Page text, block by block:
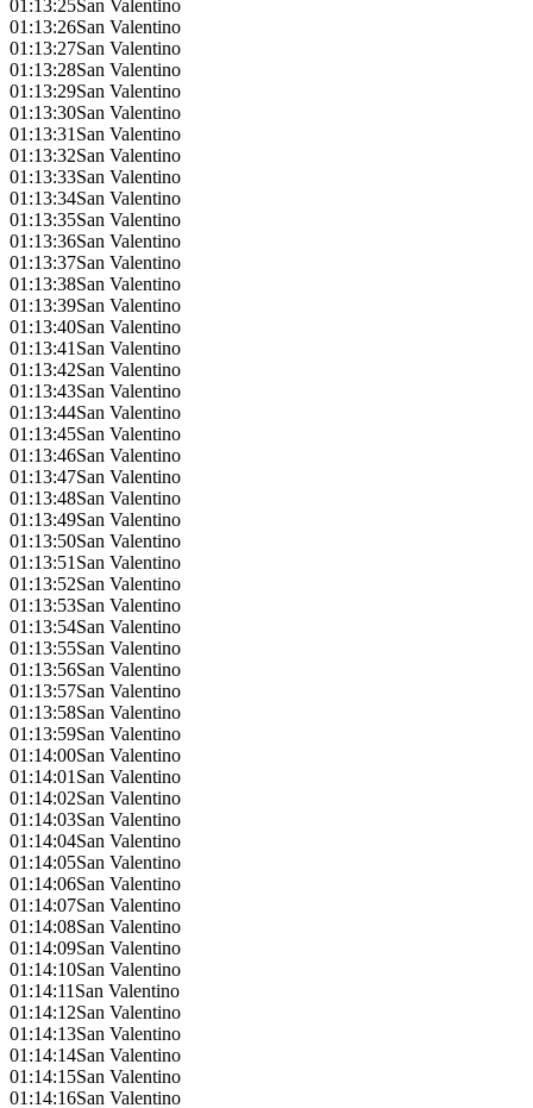
01:13:25San Valentino
01:13:26San Valentino
01:13:27San Valentino
01:13:28San Valentino
01:13:29San Valentino
01:13:30San Valentino
01:13:31San Valentino
01:13:32San Valentino
01:13:33San Valentino
01:13:34San Valentino
01:13:35San Valentino
01:13:36San Valentino
01:13:37San Valentino
01:13:38San Valentino
01:13:39San Valentino
01:13:40San Valentino
01:13:41San Valentino
01:13:42San Valentino
01:13:43San Valentino
01:13:44San Valentino
01:13:45San Valentino
01:13:46San Valentino
01:13:47San Valentino
01:13:48San Valentino
01:13:49San Valentino
01:13:50San Valentino
01:13:51San Valentino
01:13:52San Valentino
01:13:53San Valentino
01:13:54San Valentino
01:13:55San Valentino
01:13:56San Valentino
01:13:57San Valentino
01:13:58San Valentino
01:13:59San Valentino
01:14:00San Valentino
01:14:01San Valentino
01:14:02San Valentino
01:14:03San Valentino
01:14:04San Valentino
01:14:05San Valentino
01:14:06San Valentino
01:14:07San Valentino
01:14:08San Valentino
01:14:09San Valentino
01:14:10San Valentino
01:14:11San Valentino
01:14:12San Valentino
01:14:13San Valentino
01:14:14San Valentino
01:14:15San Valentino
01:14:16San Valentino